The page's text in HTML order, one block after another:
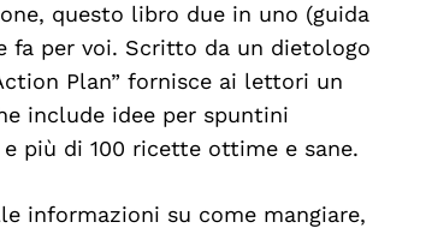
questo libro due in uno (guida
fa per voi. Scritto da un dietologo
Plan” fornisce ai lettori un
include idee per spuntini
più di 100 ricette ottime e sane.
informazioni su come mangiare,